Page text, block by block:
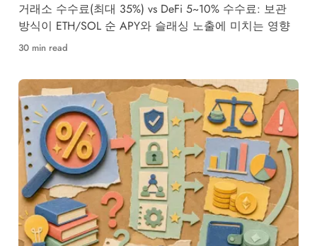
거래소 수수료(최대 35%) vs DeFi 5~10% 수수료: 보관
방식이 ETH/SOL 순 APY와 슬래싱 노출에 미치는 영향
30 min read